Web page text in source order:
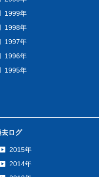
1999年
1998年
1997年
1996年
1995年
去ログ
2015年
2014年